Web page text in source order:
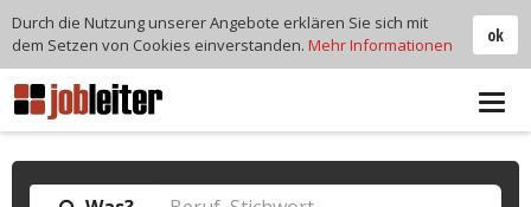
ok
Durch die Nutzung unserer Angebote erklären Sie sich mit
dem Setzen von Cookies einverstanden. Mehr Informationen